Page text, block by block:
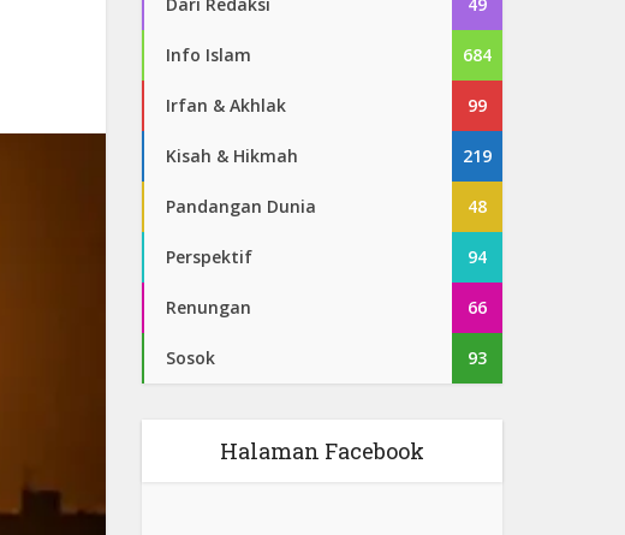
Info Islam 684
Irfan & Akhlak 99
Kisah & Hikmah 219
Pandangan Dunia 48
Perspektif 94
Renungan 66
Sosok 93
Halaman Facebook